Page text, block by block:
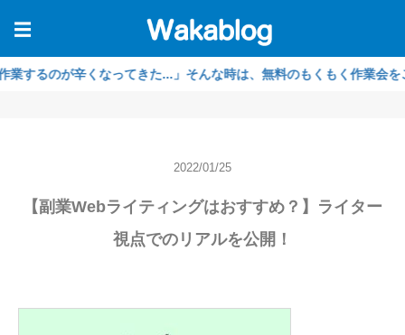
☰
くなってきた...」そんな時は、無料のもくもく作業会をご利用く
2022/01/25
【副業Webライティングはおすすめ？】ライター
視点でのリアルを公開！